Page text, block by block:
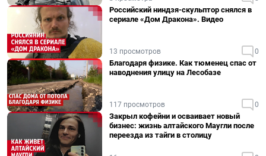
Российский ниндзя-скульптор снялся в
сериале «Дом Дракона». Видео
13 просмотров 0
Благодаря физике. Как тюменец спас от
наводнения улицу на Лесобазе
117 просмотров 0
Закрыл кофейни и осваивает новый
бизнес: жизнь алтайского Маугли после
переезда из тайги в столицу